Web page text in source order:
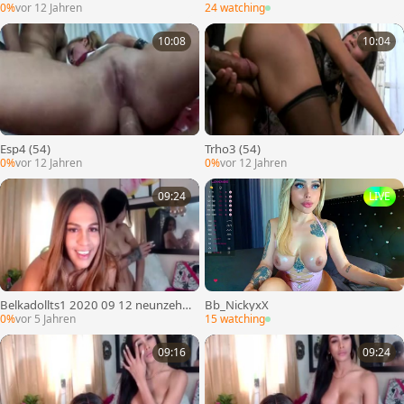
0%vor 12 Jahren 24 watching
10:08
Esp4 (54)
0%vor 12 Jahren
10:04
Trho3 (54)
0%vor 12 Jahren
09:24
Belkadollts1 2020 09 12 neunzehn
42 1421010 2924206
0%vor 5 Jahren
LIVE
Bb_NickyxX
15 watching
09:16 09:24